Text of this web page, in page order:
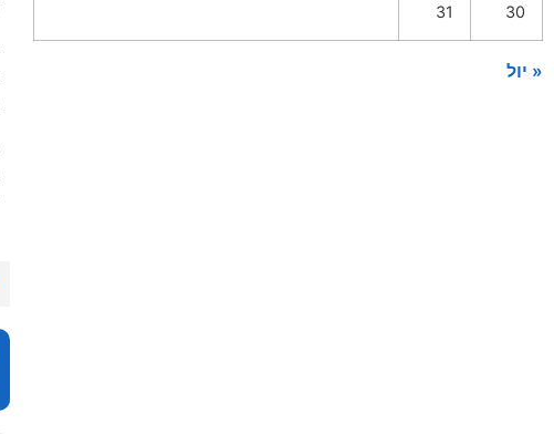
30
31
« יול